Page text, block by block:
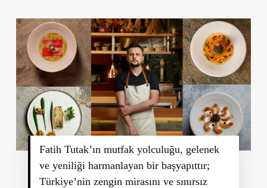
Fatih Tutak’ın mutfak yolculuğu, gelenek
ve yeniliği harmanlayan bir başyapıttır;
Türkiye’nin zengin mirasını ve sınırsız